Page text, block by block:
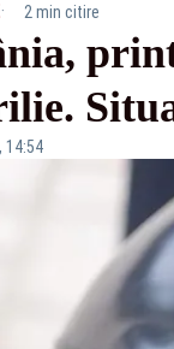
· 2 min citire
14:54